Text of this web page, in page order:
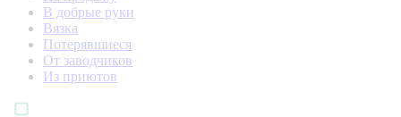
В добрые руки
Вязка
Потерявшиеся
От заводчиков
Из приютов